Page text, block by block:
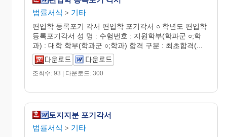
법률서식 > 기타
편입학 등록포기 각서 편입학 포기각서 ○ 학년도 편입학
등록포기각서 성 명 : 수험번호 : 지원학부(학과군 ○;학
과) : 대학 학부(학과군 ○;학과) 합격 구분 : 최초합격(...
조회수: 93 | 다운로드: 300
토지지분 포기각서
법률서식 > 기타